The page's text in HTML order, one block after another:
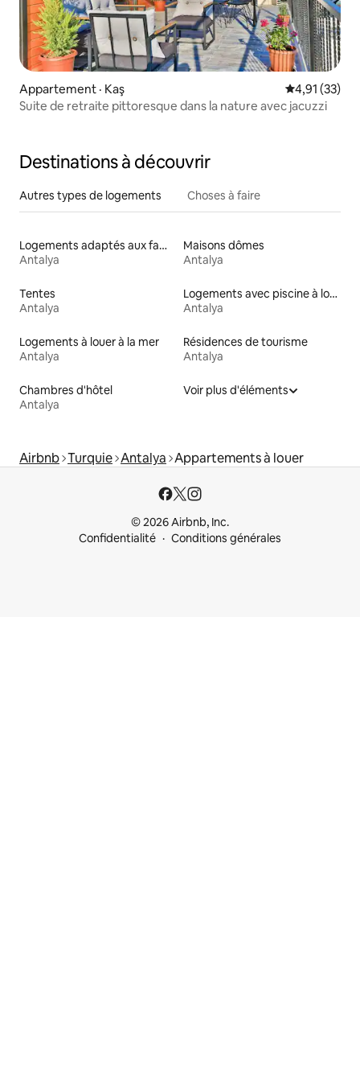
Appartement · Kaş Note
4,91 (33)
Suite de retraite pittoresque dans la nature avec jacuzzi
Destinations à découvrir
Autres types de logements Choses à faire
Logements adaptés aux familles à louer
Antalya
Maisons dômes
Antalya
Tentes
Antalya
Logements avec piscine à louer
Antalya
Logements à louer à la mer
Antalya
Résidences de tourisme
Antalya
Chambres d'hôtel
Antalya
Voir plus d'éléments
Airbnb Turquie Antalya Appartements à louer
© 2026 Airbnb, Inc.
Confidentialité
Conditions générales